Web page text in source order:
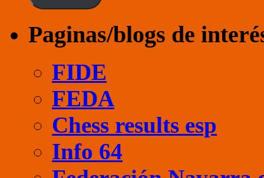
Paginas/blogs de
FIDE
FEDA
Chess results esp
Info 64